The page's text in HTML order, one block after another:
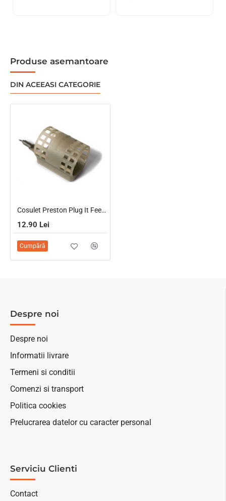
Produse asemantoare
DIN ACEEASI CATEGORIE
Cosulet Preston Plug It Feeder, Large 30g
12.90 Lei
Cumpără
Despre noi
Despre noi
Informatii livrare
Termeni si conditii
Comenzi si transport
Politica cookies
Prelucrarea datelor cu caracter personal
Serviciu Clienti
Contact